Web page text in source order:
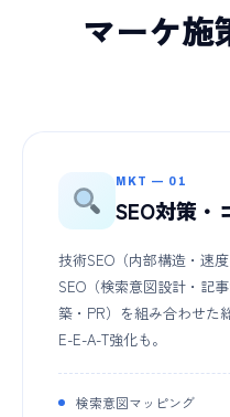
マーケ施
MKT — 01
SEO対策・
技術SEO（内部構造・速
SEO（検索意図設計・記
築・PR）を組み合わせた
E-E-A-T強化も。
検索意図マッピング